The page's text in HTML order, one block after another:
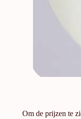
Om de prijzen te